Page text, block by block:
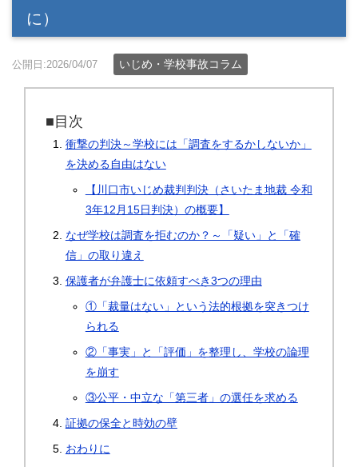
に）
公開日:2026/04/07 いじめ・学校事故コラム
■目次
衝撃の判決～学校には「調査をするかしないか」
を決める自由はない
【川口市いじめ裁判判決（さいたま地裁 令和
3年12月15日判決）の概要】
なぜ学校は調査を拒むのか？～「疑い」と「確
信」の取り違え
保護者が弁護士に依頼すべき3つの理由
①「裁量はない」という法的根拠を突きつけ
られる
②「事実」と「評価」を整理し、学校の論理
を崩す
③公平・中立な「第三者」の選任を求める
証拠の保全と時効の壁
おわりに